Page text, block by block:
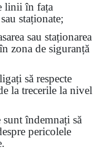
linii în fața
staționate;
sau staționarea
zona de siguranță
să respecte
la trecerile la nivel
îndemnați să
pericolele